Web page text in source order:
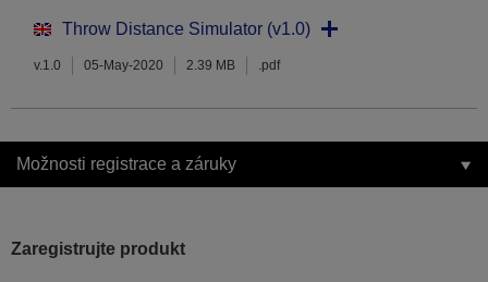
Throw Distance Simulator (v1.0)
v.1.0 05-May-2020 2.39 MB .pdf
Možnosti registrace a záruky
Zaregistrujte produkt